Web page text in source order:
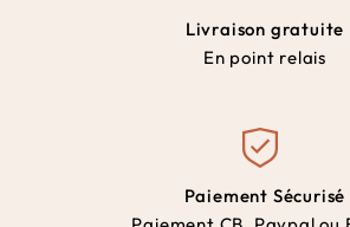
Livraison gratuite
En point relais
Paiement Sécurisé